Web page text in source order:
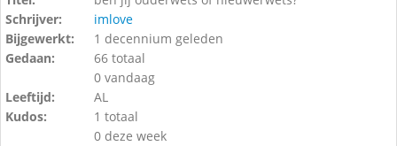
Schrijver:
imlove
Bijgewerkt:
1 decennium geleden
Gedaan:
66 totaal
0 vandaag
Leeftijd:
AL
Kudos:
1 totaal
0 deze week